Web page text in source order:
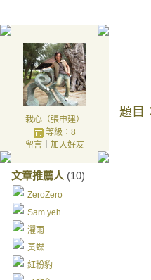
栽心（張申建）
等級：8
留言｜ 加入好友
文章推薦人 (10)
ZeroZero
Sam yeh
濯雨
黃蝶
紅粉豹
題目